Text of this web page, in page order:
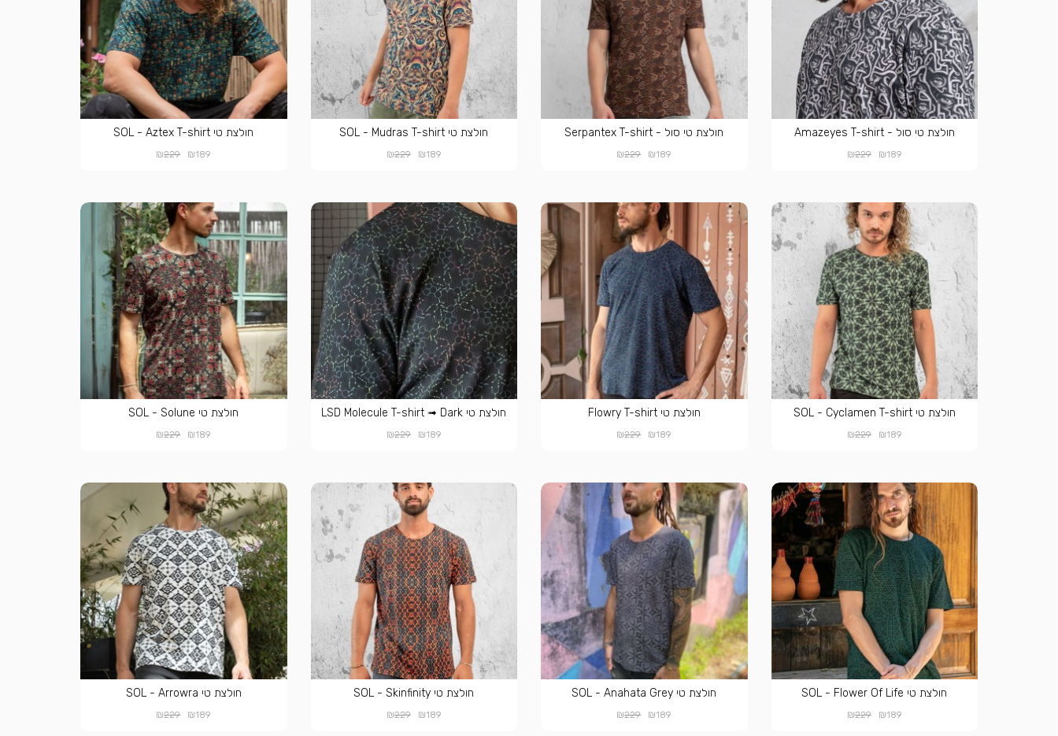
חולצת טי סול - Amazeyes T-shirt
₪189
₪229
חולצת טי סול - Serpantex T-shirt
₪189
₪229
חולצת טי SOL - Mudras T-shirt
₪189
₪229
חולצת טי SOL - Aztex T-shirt
₪189
₪229
חולצת טי SOL - Cyclamen T-shirt
₪189
₪229
חולצת טי Flowry T-shirt
₪189
₪229
חולצת טי LSD Molecule T-shirt ➟ Dark
₪189
₪229
חולצת טי SOL - Solune
₪189
₪229
חולצת טי SOL - Flower Of Life
₪189
₪229
חולצת טי SOL - Anahata Grey
₪189
₪229
חולצת טי SOL - Skinfinity
₪189
₪229
חולצת טי SOL - Arrowra
₪189
₪229